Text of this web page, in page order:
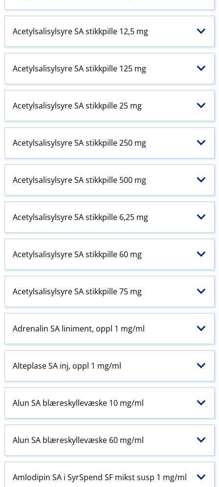
Acetylsalisylsyre SA stikkpille 12,5 mg
Acetylsalisylsyre SA stikkpille 125 mg
Acetylsalisylsyre SA stikkpille 25 mg
Acetylsalisylsyre SA stikkpille 250 mg
Acetylsalisylsyre SA stikkpille 500 mg
Acetylsalisylsyre SA stikkpille 6,25 mg
Acetylsalisylsyre SA stikkpille 60 mg
Acetylsalisylsyre SA stikkpille 75 mg
Adrenalin SA liniment, oppl 1 mg/ml
Alteplase SA inj, oppl 1 mg/ml
Alun SA blæreskyllevæske 10 mg/ml
Alun SA blæreskyllevæske 60 mg/ml
Amlodipin SA i SyrSpend SF mikst susp 1 mg/ml